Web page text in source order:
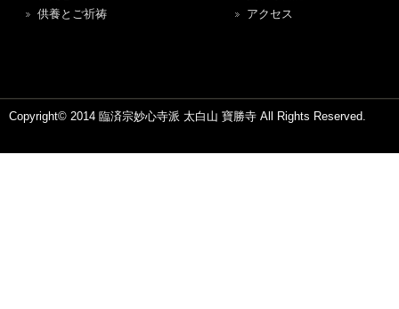
供養とご祈祷
アクセス
Copyright© 2014 臨済宗妙心寺派 太白山 寶勝寺 All Rights Reserved.